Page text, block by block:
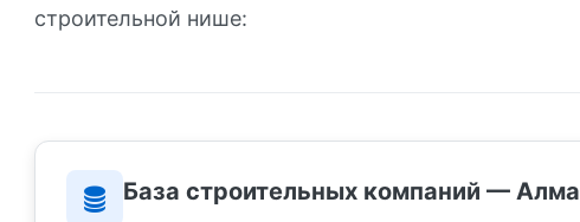
строительной нише:
База строительных компаний —